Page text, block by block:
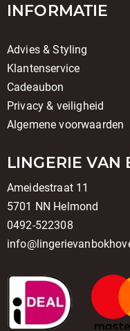
INFORMATIE
Advies & Styling
Klantenservice
Cadeaubon
Privacy & veiligheid
Algemene voorwaarden
LINGERIE VAN
Ameidestraat 11
5701 NN Helmond
0492-522308